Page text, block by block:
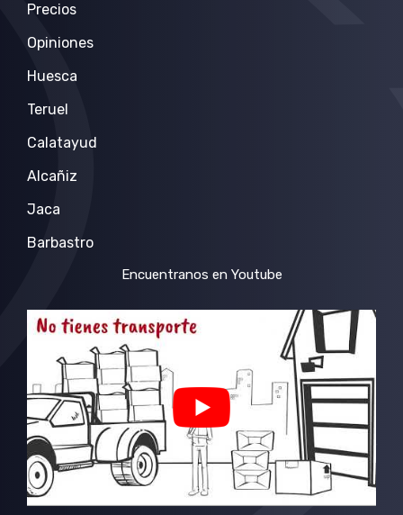
Precios
Opiniones
Huesca
Teruel
Calatayud
Alcañiz
Jaca
Barbastro
Encuentranos en Youtube